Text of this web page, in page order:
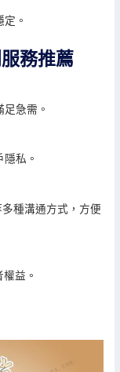
。
務推薦
急需。
私。
種溝通方式，方便
益。